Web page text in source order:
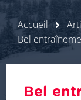
Accueil
Bel
Bel